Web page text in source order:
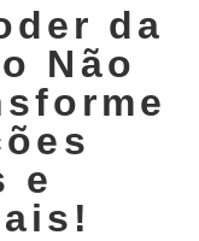
da
Não
e